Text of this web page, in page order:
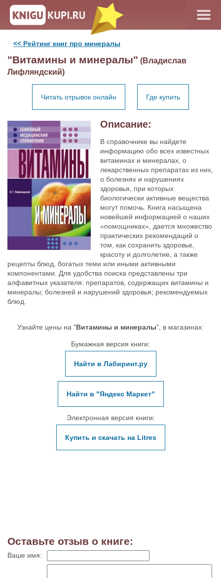
<< Рейтинг книг про минералы
"Витамины и минералы" (Владислав
Лифляндский)
Читать отрывок онлайн Где купить
Описание:
В справочнике вы найдете
информацию обо всех известных
витаминах и минералах, о
лекарственных препаратах из них,
о болезнях и нарушениях
здоровья, при которых
биологически активные вещества
могут помочь. Книга насыщена
новейшей информацией о наших
«помощниках», дается множество
практических рекомендаций о
том, как сохранить здоровье,
красоту и долголетие, а также
рецепты блюд, богатых теми или иными активными
компонентами. Для удобства поиска представлены три
алфавитных указателя: препаратов, содержащих витамины и
минералы; болезней и нарушений здоровья; рекомендуемых
блюд.
Узнайте цены на "Витамины и минералы", в магазинах:
Бумажная версия книги:
Найти в Лабиринт.ру
Найти в "Яндекс Маркет"
Электронная версия книги:
Купить и скачать на Litres
Оставьте отзыв о книге:
Ваше имя: